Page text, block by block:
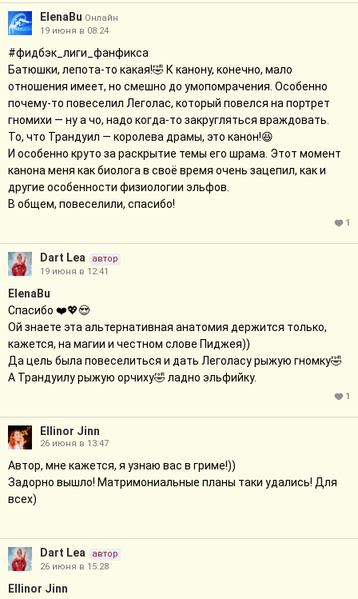
Вообще, Трандуил здесь такой живой и стремящийся
жить -- не думаю, что он истает тенью, не для него эта
войне.
У меня он такой в голове живет. Вполне возможно пойдет
войной и против людей, что будут лес его трогать. В том лису
тенью и останется... Потом найдут его какие-нибудь братья
Винчестеры.
Понравилось и то, как они сошлись с Тауриэлью.
Сначала взял себе в помощницу злючку, чтоб было с кем
поязвить, а потом... потом, потихоньку проникся. После
поедания черники, хе-хе) Ну да ладно, пусть у них все
Злюка к Злюке. Да хоть б🙏
Понравились и смотрины невест -- особенно
хозяйственные хоббитянки))) Ну и Леголас, увлекшийся
некоей гномской женщиной... Будем надеяться, ее к нему
все-таки отпустят!
Спасибо за классную историю!
За него Гимли замолвит словечко))
Спасибо вам за такой чудесный отзыв. ❤️
ElenaBu Онлайн
19 июня в 08:24
#фидбэк_лиги_фанфикса
Батюшки, лепота-то какая!🤣 К канону, конечно, мало
отношения имеет, но смешно до умопомрачения. Особенно
почему-то повеселил Леголас, который повелся на портрет
гномихи — ну а чо, надо когда-то закругляться враждовать.
То, что Трандуил — королева драмы, это канон!😆
И особенно круто за раскрытие темы его шрама. Этот момент
канона меня как биолога в своë время очень зацепил, как и
другие особенности физиологии эльфов.
В общем, повеселили, спасибо!
1
Dart Lea
автор
19 июня в 12:41
ElenaBu
Спасибо ❤️💖😍
Ой знаете эта альтернативная анатомия держится только,
кажется, на магии и честном слове Пиджея))
Да цель была повеселиться и дать Леголасу рыжую гномку🤣
А Трандуилу рыжую орчиху🤣 ладно эльфийку.
1
Ellinor Jinn
26 июня в 13:47
Автор, мне кажется, я узнаю вас в гриме!))
Задорно вышло! Матримониальные планы таки удались! Для
всех)
Dart Lea
автор
26 июня в 15:28
Ellinor Jinn